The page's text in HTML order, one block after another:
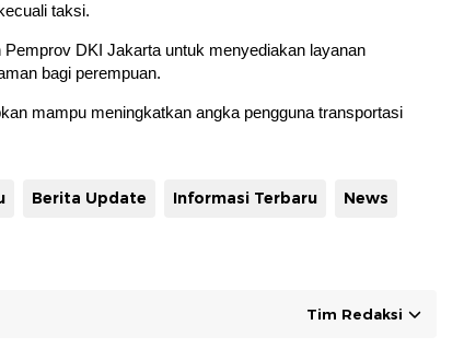
taksi.
DKI Jakarta untuk menyediakan layanan
bagi perempuan.
mampu meningkatkan angka pengguna transportasi
Berita Update Informasi Terbaru News
Tim Redaksi